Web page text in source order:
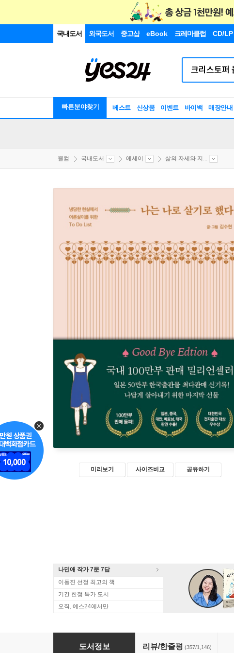
국내도서 외국도서 중고샵 eBook 크레마클럽 CD/LP
빠른분야찾기 베스트 신상품 이벤트 바이백 매장안내
웰컴 국내도서 에세이 삶의 자세와 지...
미리보기 사이즈비교 공유하기
나민애 작가 7문 7답
이동진 선정 최고의 책
기간 한정 특가 도서
오직, 예스24에서만
나는 나로 살기로 했다
도서정보 리뷰/한줄평 (357/1,146)